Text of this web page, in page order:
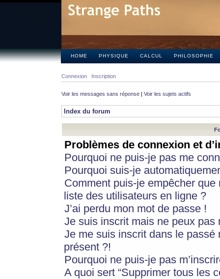
HOME PHYSIQUE CALCUL PHILOSOPHIE
Connexion Inscription
Voir les messages sans réponse | Voir les sujets actifs
Index du forum
Problèmes de connexion et
Pourquoi ne puis-je pas me
Pourquoi suis-je
Comment puis-je empêcher
liste des utilisateurs en ligne ?
J’ai perdu mon mot de passe !
Je suis inscrit mais ne peux pas
Je me suis inscrit dans le
présent ?!
Pourquoi ne puis-je pas
A quoi sert “Supprimer tous les